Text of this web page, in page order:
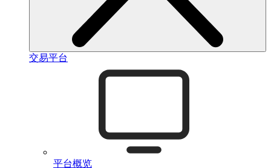
交易平台
平台概览